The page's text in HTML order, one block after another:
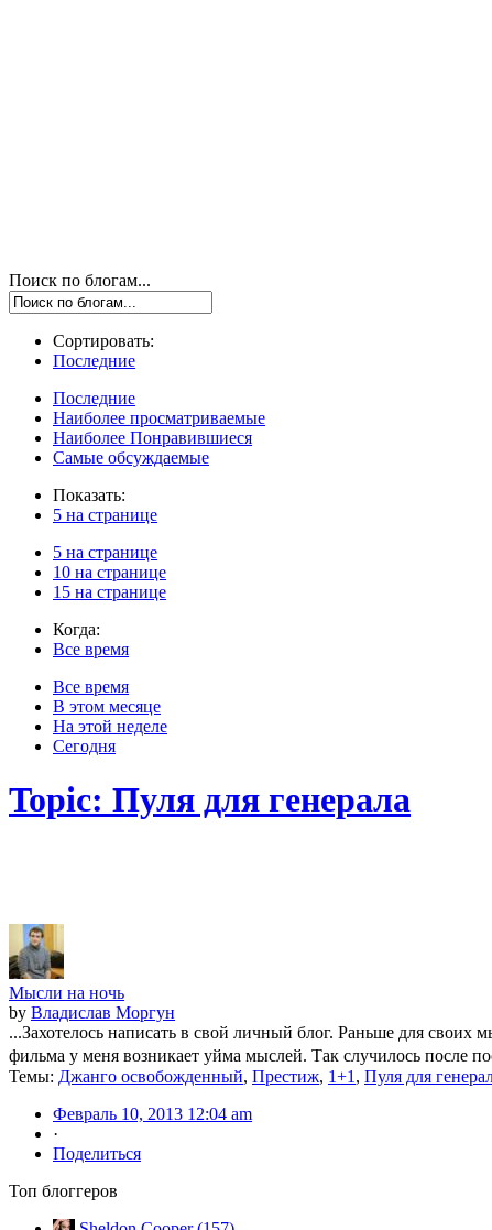
Поиск по блогам...
Сортировать:
Последние
Последние
Наиболее просматриваемые
Наиболее Понравившиеся
Самые обсуждаемые
Показать:
5 на странице
5 на странице
10 на странице
15 на странице
Когда:
Все время
Все время
В этом месяце
На этой неделе
Сегодня
Topic: Пуля для генерала
Мысли на ночь
by Владислав Моргун
...Захотелось написать в свой личный блог. Раньше для своих
фильма у меня возникает уйма мыслей. Так случилось после
Темы: Джанго освобожденный, Престиж, 1+1 , Пуля для
Февраль 10, 2013 12:04 am
·
Поделиться
Топ блоггеров